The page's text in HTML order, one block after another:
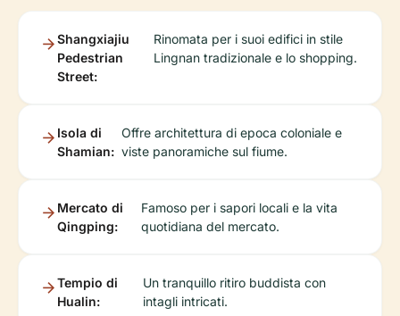
Shangxiajiu
Pedestrian
Street:
Rinomata per i suoi edifici in stile
Lingnan tradizionale e lo shopping.
Isola di
Shamian:
Offre architettura di epoca coloniale e
viste panoramiche sul fiume.
Mercato di
Qingping:
Famoso per i sapori locali e la vita
quotidiana del mercato.
Tempio di
Hualin:
Un tranquillo ritiro buddista con
intagli intricati.